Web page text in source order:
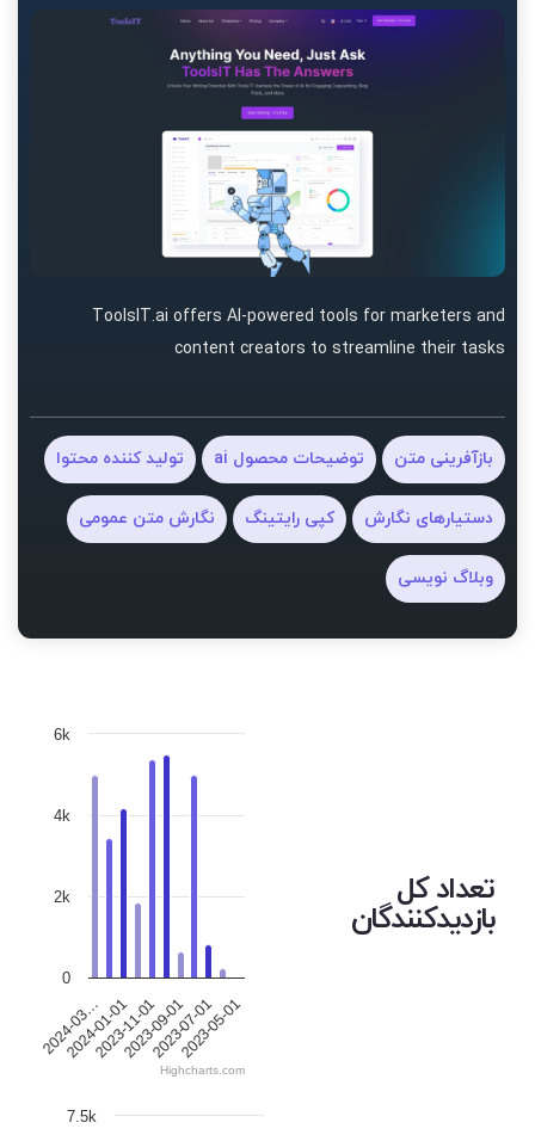
ToolsIT.ai offers AI-powered tools for marketers and
content creators to streamline their tasks
بازآفرینی متن توضیحات محصول ai تولید کننده محتوا
دستیارهای نگارش کپی رایتینگ نگارش متن عمومی
وبلاگ نویسی
تعداد کل
بازدیدکنندگان
2024-03…
2024-01-01
2023-11-01
2023-09-01
2023-07-01
2023-05-01
0
2k
4k
6k
Highcharts.com
7.5k